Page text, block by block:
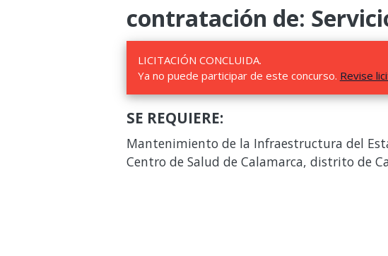
contratación de:
LICITACIÓN CONCLUIDA.
Ya no puede participar de este concurso. Revise
SE REQUIERE:
Mantenimiento de la Infraestructura del
Centro de Salud de Calamarca, distrito de